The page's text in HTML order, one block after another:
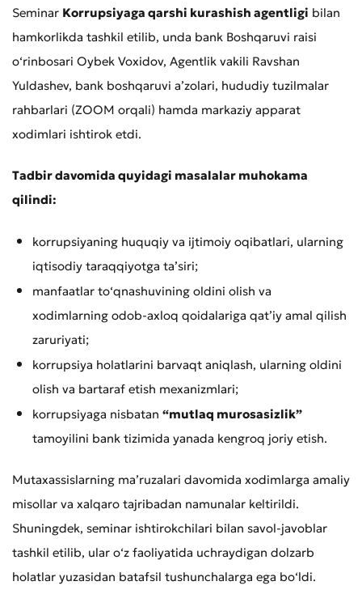
Seminar Korrupsiyaga qarshi kurashish agentligi bilan
hamkorlikda tashkil etilib, unda bank Boshqaruvi raisi
o‘rinbosari Oybek Voxidov, Agentlik vakili Ravshan
Yuldashev, bank boshqaruvi a’zolari, hududiy tuzilmalar
rahbarlari (ZOOM orqali) hamda markaziy apparat
xodimlari ishtirok etdi.
Tadbir davomida quyidagi masalalar muhokama
qilindi:
korrupsiyaning huquqiy va ijtimoiy oqibatlari, ularning
iqtisodiy taraqqiyotga ta’siri;
manfaatlar to‘qnashuvining oldini olish va
xodimlarning odob-axloq qoidalariga qat’iy amal qilish
zaruriyati;
korrupsiya holatlarini barvaqt aniqlash, ularning oldini
olish va bartaraf etish mexanizmlari;
korrupsiyaga nisbatan “mutlaq murosasizlik”
tamoyilini bank tizimida yanada kengroq joriy etish.
Mutaxassislarning ma’ruzalari davomida xodimlarga amaliy
misollar va xalqaro tajribadan namunalar keltirildi.
Shuningdek, seminar ishtirokchilari bilan savol-javoblar
tashkil etilib, ular o‘z faoliyatida uchraydigan dolzarb
holatlar yuzasidan batafsil tushunchalarga ega bo‘ldi.